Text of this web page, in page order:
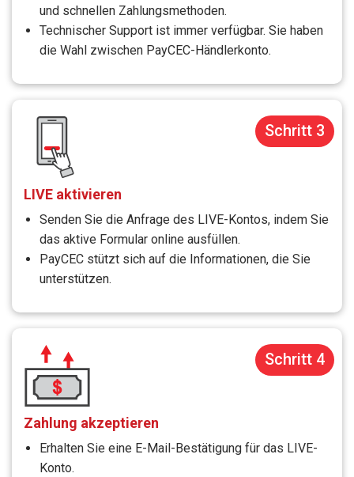
und schnellen Zahlungsmethoden.
Technischer Support ist immer verfügbar. Sie haben
die Wahl zwischen PayCEC-Händlerkonto.
Schritt 3
LIVE aktivieren
Senden Sie die Anfrage des LIVE-Kontos, indem Sie
das aktive Formular online ausfüllen.
PayCEC stützt sich auf die Informationen, die Sie
unterstützen.
Schritt 4
Zahlung akzeptieren
Erhalten Sie eine E-Mail-Bestätigung für das LIVE-
Konto.